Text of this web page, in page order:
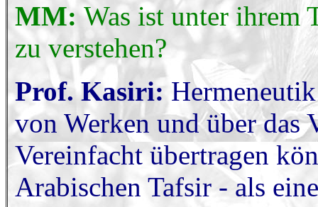
MM:Was ist unter ihrem
zu verstehen?
Prof. Kasiri:
von Werken und über das
Vereinfacht übertragen
Arabischen Tafsir - als